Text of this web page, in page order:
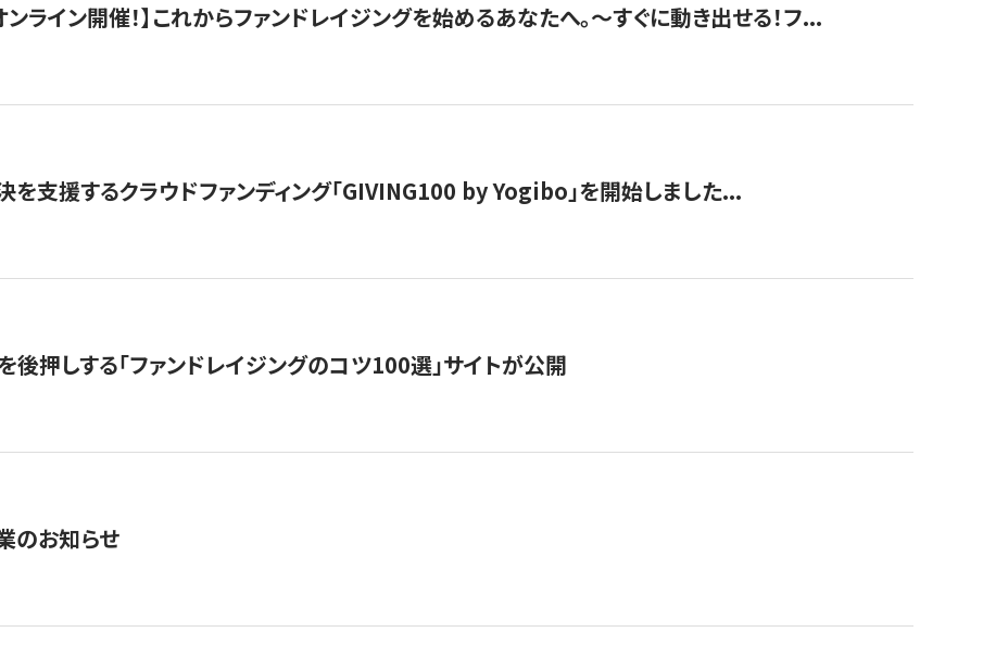
ンライン開催！】これからファンドレイジングを始めるあなたへ。〜すぐに動き出せる！フ...
を支援するクラウドファンディング「GIVING100 by Yogibo」を開始しました...
後押しする「ファンドレイジングのコツ100選」サイトが公開
のお知らせ